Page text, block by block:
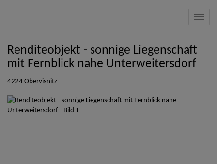
Renditeobjekt - sonnige Liegenschaft
mit Fernblick nahe Unterweitersdorf
4224 Obervisnitz